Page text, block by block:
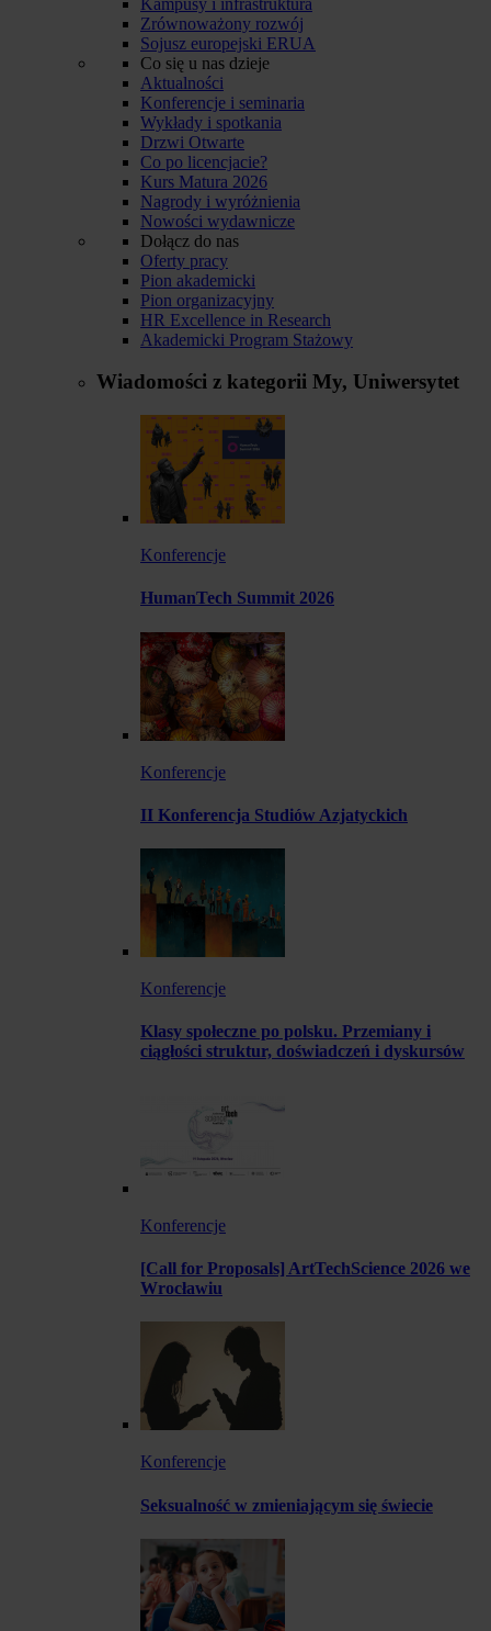
Zrównoważony rozwój
Sojusz europejski ERUA
Co się u nas dzieje
Aktualności
Konferencje i seminaria
Wykłady i spotkania
Drzwi Otwarte
Co po licencjacie?
Kurs Matura 2026
Nagrody i wyróżnienia
Nowości wydawnicze
Dołącz do nas
Oferty pracy
Pion akademicki
Pion organizacyjny
HR Excellence in Research
Akademicki Program Stażowy
Wiadomości z kategorii My, Uniwersytet
Konferencje
HumanTech Summit 2026
Konferencje
II Konferencja Studiów Azjatyckich
Konferencje
Klasy społeczne po polsku. Przemiany i
ciągłości struktur, doświadczeń i dyskursów
Konferencje
[Call for Proposals] ArtTechScience 2026 we
Wrocławiu
Konferencje
Seksualność w zmieniającym się świecie